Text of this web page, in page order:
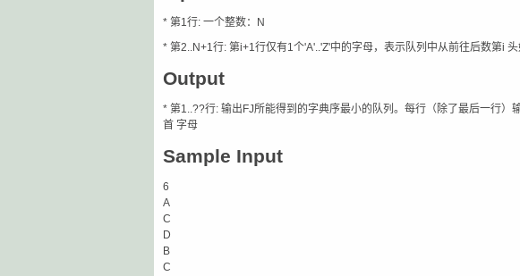
* 第1行: 一个整数：N
* 第2..N+1行: 第i+1行仅有1个'A'..'Z'中的字母，表示队列中从前往后数第i
Output
* 第1..??行: 输出FJ所能得到的字典序最小的队列。每行（除了最后一行）
首 字母
Sample Input
6
A
C
D
B
C